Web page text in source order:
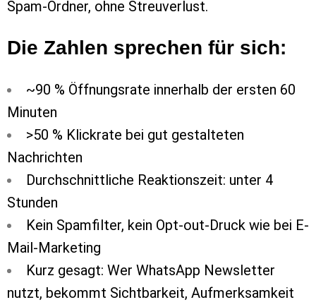
Spam-Ordner, ohne Streuverlust.
Die Zahlen sprechen für sich:
~90 % Öffnungsrate innerhalb der ersten 60
Minuten
>50 % Klickrate bei gut gestalteten
Nachrichten
Durchschnittliche Reaktionszeit: unter 4
Stunden
Kein Spamfilter, kein Opt-out-Druck wie bei E-
Mail-Marketing
Kurz gesagt: Wer WhatsApp Newsletter
nutzt, bekommt Sichtbarkeit, Aufmerksamkeit